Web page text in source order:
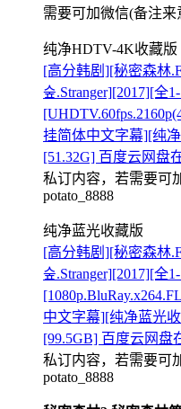
需要可加微信(备注来
纯净HDTV-4K收藏版
[高分韩剧][秘密森林
숲.Stranger][2017][全
挂简体中文字幕][纯
[51.32G] 百度云网盘
私订内容，若需要可
potato_8888
纯净蓝光收藏版
[高分韩剧][秘密森林
숲.Stranger][2017][全
中文字幕][纯净蓝光
[99.5GB] 百度云网盘
私订内容，若需要可
potato_8888